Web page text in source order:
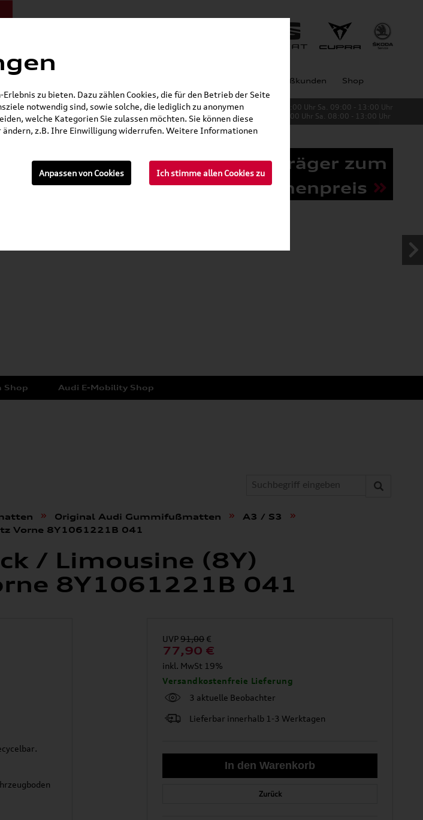
Großkunden Shop
Verkauf:Mo. - Fr. 08:00 - 19:00 Uhr Sa. 09:00 - 13:00 Uhr
Service:Mo. - Fr. 06:00 - 20:00 Uhr Sa. 08:00 - 13:00 Uhr
Grundträger zum
Schnäppchenpreis
Shop Audi E-Mobility Shop
» Original Audi Gummifußmatten » A3 / S3 »
Vorne 8Y1061221B 041
/ Limousine (8Y)
8Y1061221B 041
UVP91,00 €
77,90 €
inkl. MwSt 19%
Versandkostenfreie Lieferung
3 aktuelle Beobachter
Lieferbar innerhalb 1-3 Werktagen
Zurück
zu bieten. Dazu zählen Cookies, die für den Betrieb der Seite
notwendig sind, sowie solche, die lediglich zu anonymen
welche Kategorien Sie zulassen möchten. Sie können diese
z.B. Ihre Einwilligung widerrufen. Weitere Informationen
Ich stimme allen Cookies zu
Anpassen von Cookies